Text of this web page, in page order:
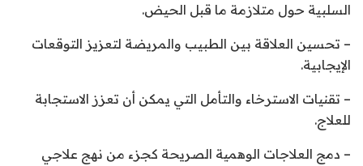
السلبية حول متلازمة ما قبل الحيض.
– تحسين العلاقة بين الطبيب والمريضة لتعزيز التوقعات
الإيجابية.
– تقنيات الاسترخاء والتأمل التي يمكن أن تعزز الاستجابة
للعلاج.
– دمج العلاجات الوهمية الصريحة كجزء من نهج علاجي